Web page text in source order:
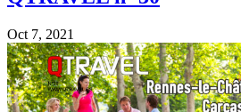
Oct 7, 2021